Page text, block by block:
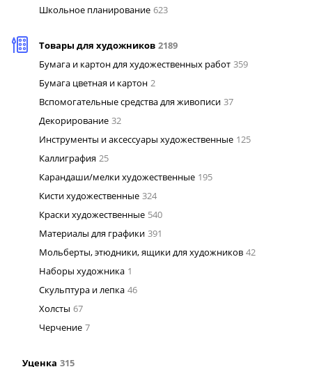
Школьное планирование 623
Товары для художников 2189
Бумага и картон для художественных работ 359
Бумага цветная и картон 2
Вспомогательные средства для живописи 37
Декорирование 32
Инструменты и аксессуары художественные 125
Каллиграфия 25
Карандаши/мелки художественные 195
Кисти художественные 324
Краски художественные 540
Материалы для графики 391
Мольберты, этюдники, ящики для художников 42
Наборы художника 1
Скульптура и лепка 46
Холсты 67
Черчение 7
Уценка 315